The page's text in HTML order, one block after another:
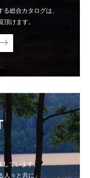
総合カタログは、
けます。
ています。
人々と共に」